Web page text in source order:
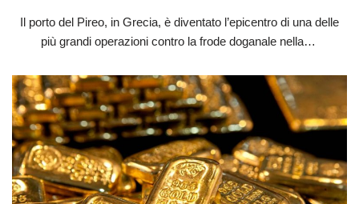
Il porto del Pireo, in Grecia, è diventato l’epicentro di una delle
più grandi operazioni contro la frode doganale nella…